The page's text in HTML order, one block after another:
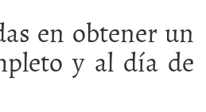
en obtener un
y al día de